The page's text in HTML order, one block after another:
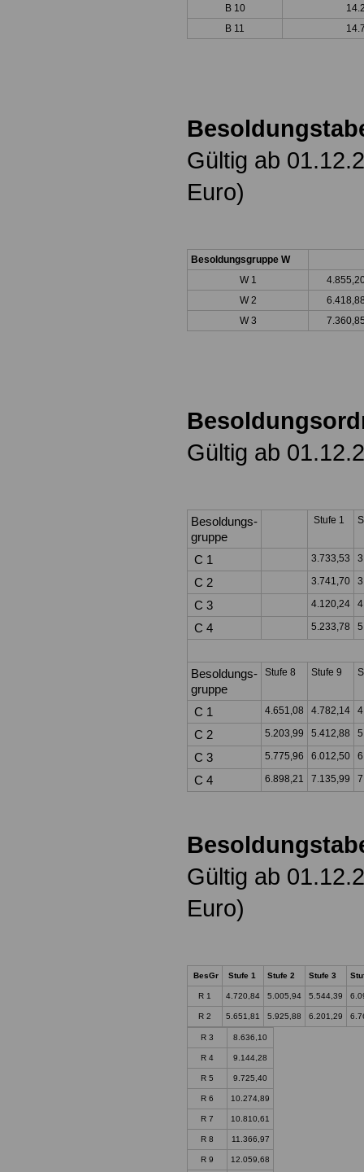
B 10
B 11
Gültig ab
Euro)
Besoldungsgruppe W
W 1
W 2
W 3
Gültig ab
Besoldungs-
gruppe
Stufe 1
C 1 3.733,53
C 2 3.741,70
C 3 4.120,24
C 4 5.233,78
Besoldungs-
gruppe
Stufe 8 Stufe 9
C 1 4.651,08 4.782,14
C 2 5.203,99 5.412,88
C 3 5.775,96 6.012,50
C 4 6.898,21 7.135,99
Gültig ab
Euro)
BesGr Stufe 1 Stufe 2 Stufe 3
R 1 4.720,84 5.005,94 5.544,39
R 2 5.651,81 5.925,88 6.201,29
R 3 8.636,10
R 4 9.144,28
R 5 9.725,40
R 6 10.274,89
R 7 10.810,61
R 8 11.366,97
R 9 12.059,68